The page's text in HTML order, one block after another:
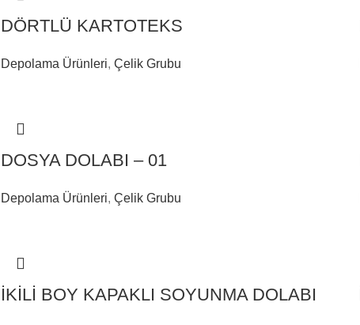
DÖRTLÜ KARTOTEKS
Depolama Ürünleri, Çelik Grubu
DOSYA DOLABI – 01
Depolama Ürünleri, Çelik Grubu
İKİLİ BOY KAPAKLI SOYUNMA DOLABI